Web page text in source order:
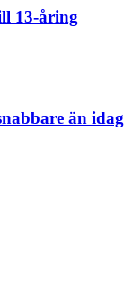
13-åring
än idag